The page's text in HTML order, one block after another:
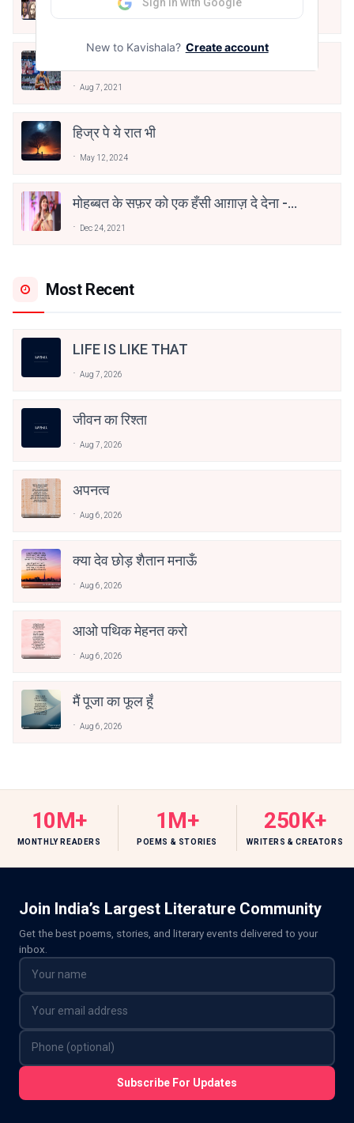
Jun 16, 2020
Aug 7, 2021
हिज्र पे ये रात भी
May 12, 2024
मोहब्बत के सफ़र को एक हँसी आग़ाज़ दे देना -
Dec 24, 2021
Most Recent
LIFE IS LIKE THAT
Aug 7, 2026
जीवन का रिश्ता
Aug 7, 2026
अपनत्व
Aug 6, 2026
क्या देव छोड़ शैतान मनाऊँ
Aug 6, 2026
आओ पथिक मेहनत करो
Aug 6, 2026
मैं पूजा का फूल हूँ
Aug 6, 2026
10M+
MONTHLY READERS
1M+
POEMS & STORIES
250K+
WRITERS & CREATORS
Join India’s Largest Literature Community
Get the best poems, stories, and literary events delivered to your
inbox.
Subscribe For Updates
New to Kavishala? Create account